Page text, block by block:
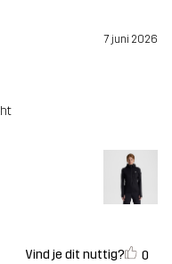
7 juni 2026
Vind je dit nuttig? 0